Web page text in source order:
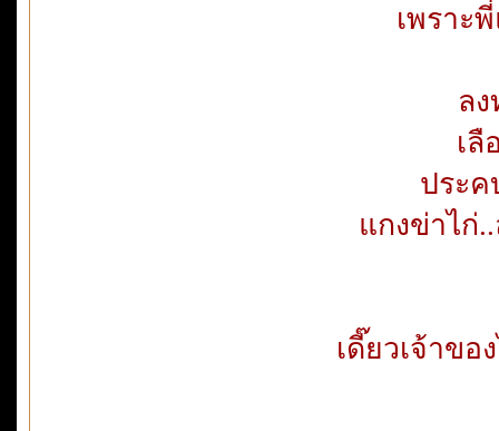
เพราะ
ล
เ
ประค
แกงข่าไก่
เดี๊ยวเจ้าข